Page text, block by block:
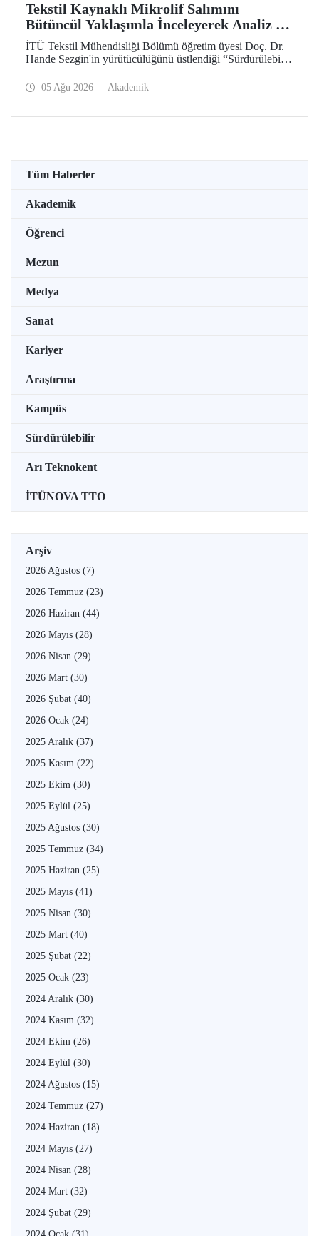
Tekstil Kaynaklı Mikrolif Salımını
Bütüncül Yaklaşımla İnceleyerek Analiz ve
Azaltım Stratejileri Geliştirecek Projeye
TÜBİTAK Desteği
İTÜ Tekstil Mühendisliği Bölümü öğretim üyesi Doç. Dr.
Hande Sezgin'in yürütücülüğünü üstlendiği “Sürdürülebilir
Koşullarına Bağlı Mikrolif Salımı: Aşınma, UV Maruziyeti
05 Ağu 2026 Akademik
Tüm Haberler
Akademik
Öğrenci
Mezun
Medya
Sanat
Kariyer
Araştırma
Kampüs
Sürdürülebilir
Arı Teknokent
İTÜNOVA TTO
Arşiv
2026 Ağustos (7)
2026 Temmuz (23)
2026 Haziran (44)
2026 Mayıs (28)
2026 Nisan (29)
2026 Mart (30)
2026 Şubat (40)
2026 Ocak (24)
2025 Aralık (37)
2025 Kasım (22)
2025 Ekim (30)
2025 Eylül (25)
2025 Ağustos (30)
2025 Temmuz (34)
2025 Haziran (25)
2025 Mayıs (41)
2025 Nisan (30)
2025 Mart (40)
2025 Şubat (22)
2025 Ocak (23)
2024 Aralık (30)
2024 Kasım (32)
2024 Ekim (26)
2024 Eylül (30)
2024 Ağustos (15)
2024 Temmuz (27)
2024 Haziran (18)
2024 Mayıs (27)
2024 Nisan (28)
2024 Mart (32)
2024 Şubat (29)